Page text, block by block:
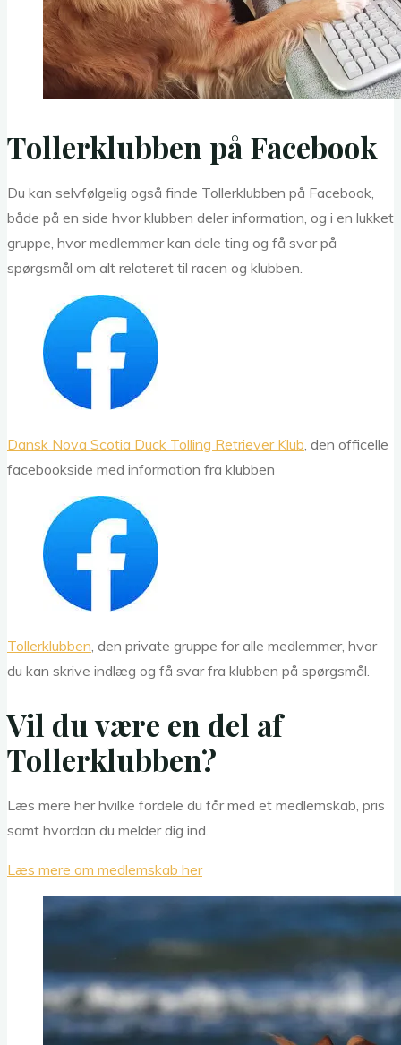
Tollerklubben på Facebook
Du kan selvfølgelig også finde Tollerklubben på Facebook,
både på en side hvor klubben deler information, og i en lukket
gruppe, hvor medlemmer kan dele ting og få svar på
spørgsmål om alt relateret til racen og klubben.
Dansk Nova Scotia Duck Tolling Retriever Klub , den officelle
facebookside med information fra klubben
Tollerklubben , den private gruppe for alle medlemmer, hvor
du kan skrive indlæg og få svar fra klubben på spørgsmål.
Vil du være en del af
Tollerklubben?
Læs mere her hvilke fordele du får med et medlemskab, pris
samt hvordan du melder dig ind.
Læs mere om medlemskab her